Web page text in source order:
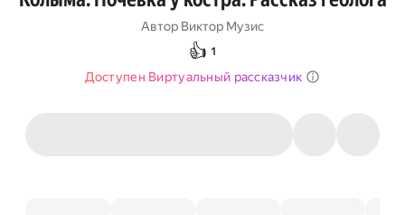
Автор Виктор Музис
👍 1
Доступен Виртуальный рассказчик